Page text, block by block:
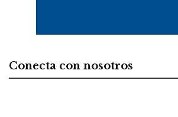
Conecta con nosotros